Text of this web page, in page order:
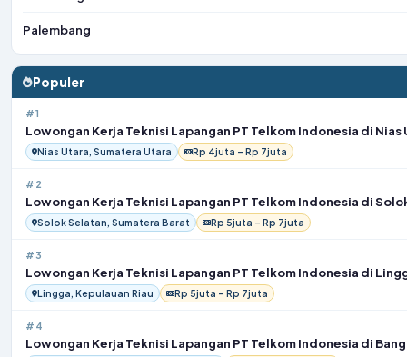
Palembang
Populer
#1
Lowongan Kerja Teknisi Lapangan PT Telkom Indonesia di Nias
Nias Utara, Sumatera Utara Rp 4juta – Rp 7juta
#2
Lowongan Kerja Teknisi Lapangan PT Telkom Indonesia di
Solok Selatan, Sumatera Barat Rp 5juta – Rp 7juta
#3
Lowongan Kerja Teknisi Lapangan PT Telkom Indonesia di
Lingga, Kepulauan Riau Rp 5juta – Rp 7juta
#4
Lowongan Kerja Teknisi Lapangan PT Telkom Indonesia di